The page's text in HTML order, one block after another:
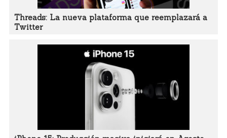
Threads: La nueva plataforma que reemplazará a
Twitter